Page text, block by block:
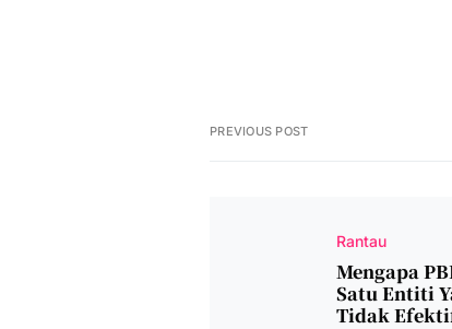
PREVIOUS POST
Rantau
Mengapa
Satu Entiti
Tidak